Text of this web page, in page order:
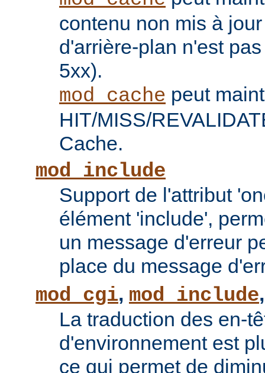
contenu non mis à
d'arrière-plan n'est
5xx).
mod_cache peut
HIT/MISS/
Cache.
mod_include
Support de l'attribut
élément 'include',
un message d'erreur
place du message
mod_cgi, mod_include
La traduction des en-
d'environnement est
ce qui permet de